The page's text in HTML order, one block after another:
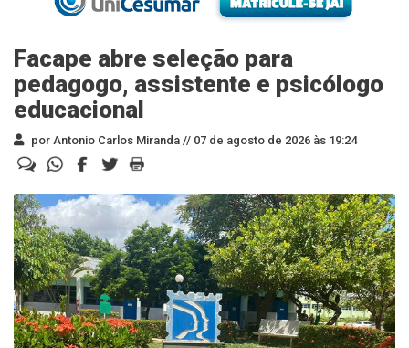
Facape abre seleção para
pedagogo, assistente e psicólogo
educacional
por Antonio Carlos Miranda // 07 de agosto de 2026 às 19:24